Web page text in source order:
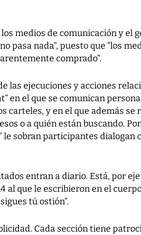
medios de comunicación y el
pasa nada”, puesto que “los
comprado”.
las ejecuciones y acciones
en el que se comunican
carteles, y en el que además se
o a quién están buscando.
le sobran participantes dialogan
entran a diario. Está, por
al que le escribieron en el
tú ostión”.
Cada sección tiene